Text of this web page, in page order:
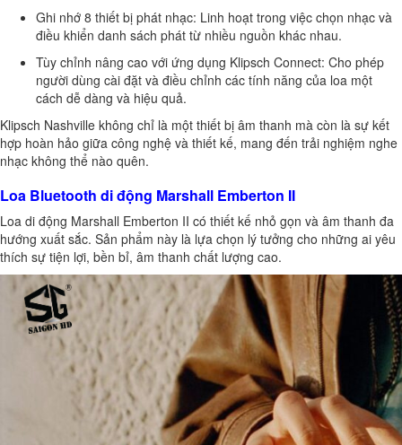
Ghi nhớ 8 thiết bị phát nhạc: Linh hoạt trong việc chọn nhạc và
điều khiển danh sách phát từ nhiều nguồn khác nhau.
Tùy chỉnh nâng cao với ứng dụng Klipsch Connect: Cho phép
người dùng cài đặt và điều chỉnh các tính năng của loa một
cách dễ dàng và hiệu quả.
Klipsch Nashville không chỉ là một thiết bị âm thanh mà còn là sự kết
hợp hoàn hảo giữa công nghệ và thiết kế, mang đến trải nghiệm nghe
nhạc không thể nào quên.
Loa Bluetooth di động Marshall Emberton II
Loa di động Marshall Emberton II có thiết kế nhỏ gọn và âm thanh đa
hướng xuất sắc. Sản phẩm này là lựa chọn lý tưởng cho những ai yêu
thích sự tiện lợi, bền bỉ, âm thanh chất lượng cao.